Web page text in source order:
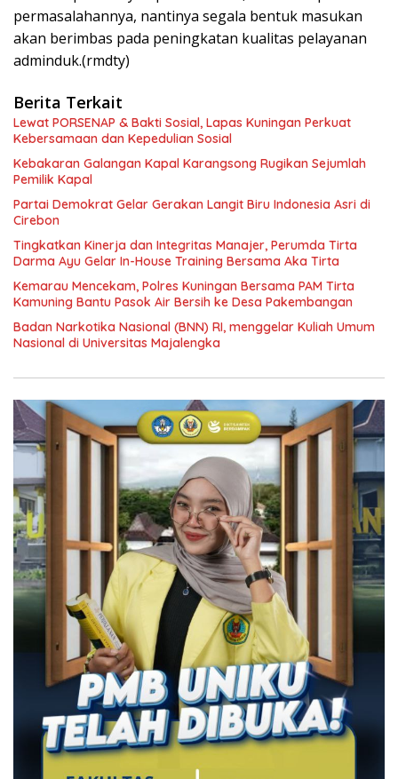
permasalahannya, nantinya segala bentuk masukan
akan berimbas pada peningkatan kualitas pelayanan
adminduk.(rmdty)
Berita Terkait
Lewat PORSENAP & Bakti Sosial, Lapas Kuningan Perkuat
Kebersamaan dan Kepedulian Sosial
Kebakaran Galangan Kapal Karangsong Rugikan Sejumlah
Pemilik Kapal
Partai Demokrat Gelar Gerakan Langit Biru Indonesia Asri di
Cirebon
‎Tingkatkan Kinerja dan Integritas Manajer, Perumda Tirta
Darma Ayu Gelar In-House Training Bersama Aka Tirta ‎
Kemarau Mencekam, Polres Kuningan Bersama PAM Tirta
Kamuning Bantu Pasok Air Bersih ke Desa Pakembangan
Badan Narkotika Nasional (BNN) RI, menggelar Kuliah Umum
Nasional di Universitas Majalengka